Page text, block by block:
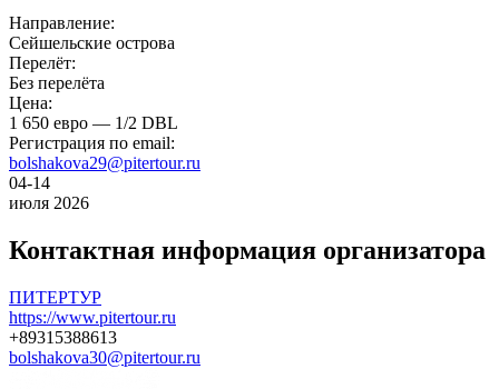
Направление:
Сейшельские острова
Перелёт:
Без перелёта
Цена:
1 650 евро — 1/2 DBL
Регистрация по email:
bolshakova29@pitertour.ru
04-14
июля 2026
Контактная информация организатора
ПИТЕРТУР
https://www.pitertour.ru
+89315388613
bolshakova30@pitertour.ru